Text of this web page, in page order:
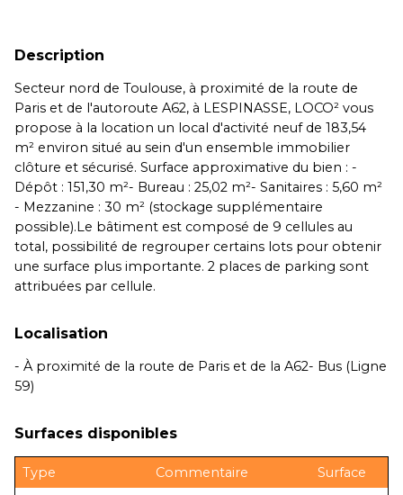
Description
Secteur nord de Toulouse, à proximité de la route de
Paris et de l'autoroute A62, à LESPINASSE, LOCO² vous
propose à la location un local d'activité neuf de 183,54
m² environ situé au sein d'un ensemble immobilier
clôture et sécurisé. Surface approximative du bien : -
Dépôt : 151,30 m²- Bureau : 25,02 m²- Sanitaires : 5,60 m²
- Mezzanine : 30 m² (stockage supplémentaire
possible).Le bâtiment est composé de 9 cellules au
total, possibilité de regrouper certains lots pour obtenir
une surface plus importante. 2 places de parking sont
attribuées par cellule.
Localisation
- À proximité de la route de Paris et de la A62- Bus (Ligne
59)
Surfaces disponibles
Type Commentaire
Surface